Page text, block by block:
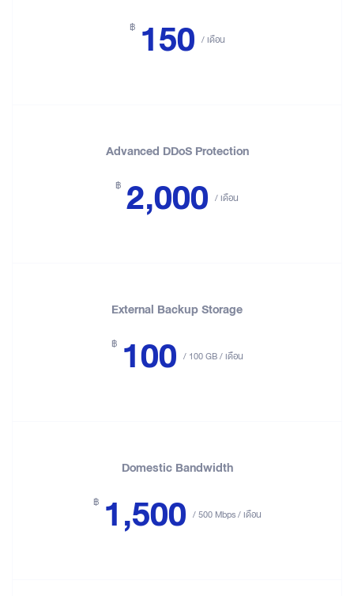
฿ 150 / เดือน
Advanced DDoS Protection
฿ 2,000 / เดือน
External Backup Storage
฿ 100 / 100 GB / เดือน
Domestic Bandwidth
฿ 1,500 / 500 Mbps / เดือน